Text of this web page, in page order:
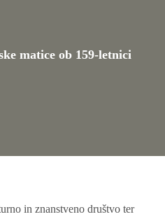
matice ob 159-letnici
in znanstveno društvo ter